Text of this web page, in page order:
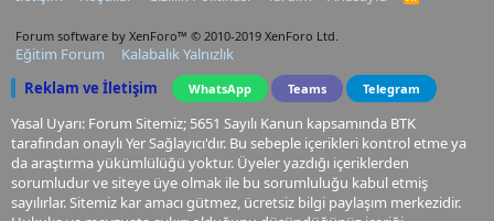
Forum software by XenForo™ © 2010-2019 XenForo Ltd.
Eğitim Forum
Kalabalık Yalnızlık
Reklam ve İletişim
WhatsApp Teams Telegram
Yasal Uyarı: Forum Sitemiz; 5651 Sayılı Kanun kapsamında BTK
tarafından onaylı Yer Sağlayıcı'dır. Bu sebeple içerikleri kontrol etme ya
da araştırma yükümlülüğü yoktur. Üyeler yazdığı içeriklerden
sorumludur ve siteye üye olmak ile bu sorumluluğu kabul etmiş
sayılırlar. Sitemiz kar amacı gütmez, ücretsiz bilgi paylaşım merkezidir.